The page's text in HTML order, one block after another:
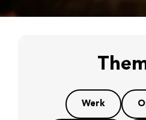
Werk